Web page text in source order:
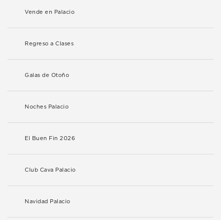
Vende en Palacio
Regreso a Clases
Galas de Otoño
Noches Palacio
El Buen Fin 2026
Club Cava Palacio
Navidad Palacio